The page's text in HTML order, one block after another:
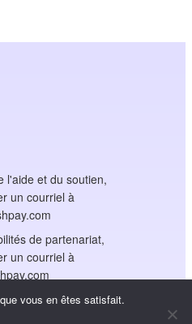
l'aide et du soutien,
un courriel à
de partenariat,
un courriel à
de
vous en êtes satisfait.